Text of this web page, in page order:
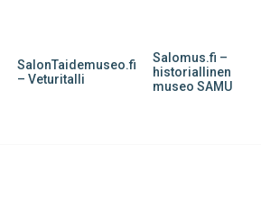
SalonTaidemuseo.fi
– Veturitalli
Salomus.fi –
historiallinen
museo SAMU